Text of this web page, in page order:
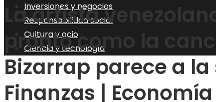
Inversiones y negocios
Responsabilidad social
Cultura y ocio
Ciencia y tecnología
La artista
pronto como la
Bizarrap parece a la
Finanzas | Economía